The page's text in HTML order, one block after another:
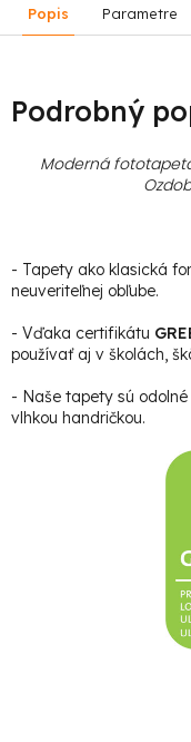
Popis Parametre
Podrobný
Moderná
- Tapety ako klasická
neuveriteľnej obľube.
- Vďaka certifikátu
používať aj v školách,
- Naše tapety sú
vlhkou handričkou.